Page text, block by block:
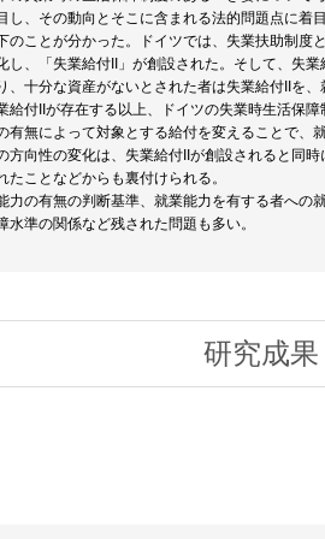
し、その動向とそこに含まれる法的問題点に着目
のことが分かった。ドイツでは、失業扶助制
し、「失業給付II」が創設された。そして、失
、十分な資産がないとされた者は失業給付IIを
給付IIが存在する以上、ドイツの失業時生活保
有無によって対象とする給付を変えることで
方向性の変化は、失業給付IIが創設されると同
たことなどからも裏付けられる。
力の有無の判断基準、就業能力を有する者への
水準の関係など残された問題も多い。
研究成果